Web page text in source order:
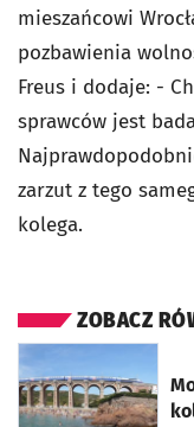
mieszańcowi
pozbawienia
Freus i dodaje: -
sprawców jest
zarzut z tego
kolega.
ZOBACZ
otworzy się w